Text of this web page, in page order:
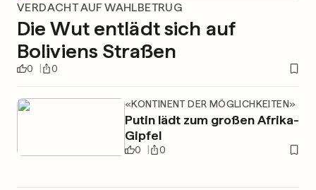
VERDACHT AUF WAHLBETRUG
Die Wut entlädt sich auf
Boliviens Straßen
0 0
«KONTINENT DER MÖGLICHKEITEN»
Putin lädt zum großen Afrika-
Gipfel
0 0